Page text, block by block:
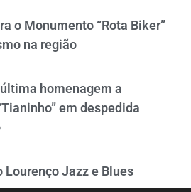
o Monumento “Rota Biker”
na região
homenagem a
em despedida
Lourenço Jazz e Blues